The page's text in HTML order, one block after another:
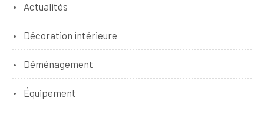
Actualités
Décoration intérieure
Déménagement
Équipement